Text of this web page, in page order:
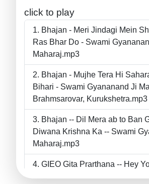
click to play
Bhajan - Meri Jindagi Mein
Ras Bhar Do - Swami
Maharaj.mp3
Bhajan - Mujhe Tera Hi
Bihari - Swami Gyananand Ji
Brahmsarovar, Kurukshetra.mp3
Bhajan -- Dil Mera ab to Ban
Diwana Krishna Ka -- Swami
Maharaj.mp3
GIEO Gita Prarthana -- Hey